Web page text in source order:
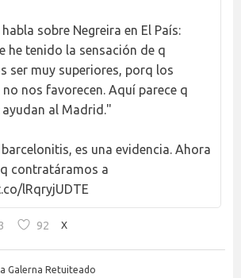
sobre Negreira en El País:
he tenido la sensación de q
ser muy superiores, porq los
nos favorecen. Aquí parece q
ayudan al Madrid."
es una evidencia. Ahora
contratáramos a
lRqryjUDTE
92 X
La Galerna Retuiteado